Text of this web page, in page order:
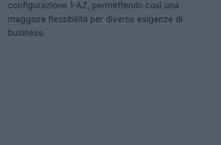
configurazione 1-AZ, permettendo così una
maggiore flessibilità per diverse esigenze di
business.